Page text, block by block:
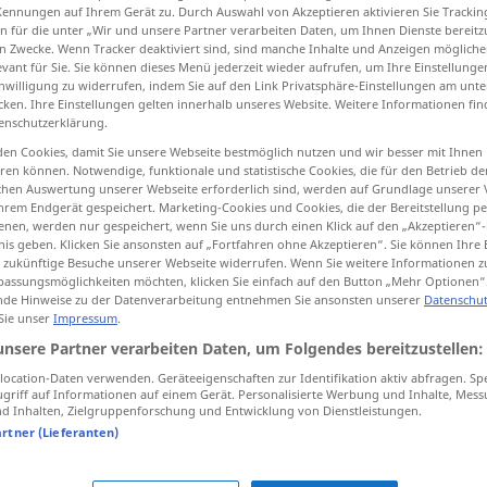
Hirsch, der sein Geweih abgeworfen hat
pollard tree
Schaf) pollard ZOOL animal without horns
hat
auf Ihrem Gerät zu. Durch Auswahl von Akzeptieren aktivieren Sie
für die unter „Wir und unsere Partner verarbeiten Daten, um Ihnen Dienste
Zwecke. Wenn Tracker deaktiviert sind, sind manche Inhalte und Anzeigen
für Sie. Sie können dieses Menü jederzeit wieder aufrufen, um Ihre
zu widerrufen, indem Sie auf den Link Privatsphäre-Einstellungen am
Ihre Einstellungen gelten innerhalb unseres Website. Weitere Informationen
Cookies, damit Sie unsere Webseite bestmöglich nutzen und wir besser mit Ihnen
können. Notwendige, funktionale und statistische Cookies, die für den Betrieb
Auswertung unserer Webseite erforderlich sind, werden auf Grundlage unserer
Endgerät gespeichert. Marketing-Cookies und Cookies, die der Bereitstellung
werden nur gespeichert, wenn Sie uns durch einen Klick auf den
geben. Klicken Sie ansonsten auf „Fortfahren ohne Akzeptieren“. Sie können Ihre
Besuche unserer Webseite widerrufen. Wenn Sie weitere Informationen
möchten, klicken Sie einfach auf den Button „Mehr Optionen“.
Hinweise zu der Datenverarbeitung entnehmen Sie ansonsten unserer
unser Impressum.
Partner verarbeiten Daten, um Folgendes bereitzustellen:
Daten verwenden. Geräteeigenschaften zur Identifikation aktiv abfragen.
auf Informationen auf einem Gerät. Personalisierte Werbung und Inhalte,
Inhalten, Zielgruppenforschung und Entwicklung von Dienstleistungen.
(Lieferanten)